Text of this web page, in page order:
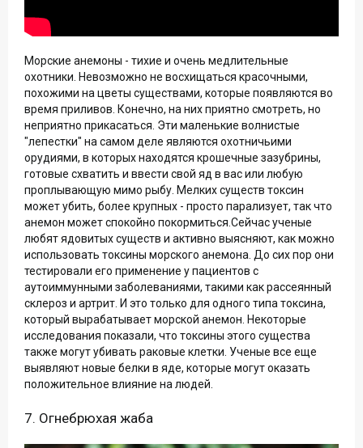
Морские анемоны - тихие и очень медлительные
охотники. Невозможно не восхищаться красочными,
похожими на цветы существами, которые появляются во
время приливов. Конечно, на них приятно смотреть, но
неприятно прикасаться. Эти маленькие волнистые
"лепестки" на самом деле являются охотничьими
орудиями, в которых находятся крошечные зазубрины,
готовые схватить и ввести свой яд в вас или любую
проплывающую мимо рыбу. Мелких существ токсин
может убить, более крупных - просто парализует, так что
анемон может спокойно покормиться.Сейчас ученые
любят ядовитых существ и активно выясняют, как можно
использовать токсины морского анемона. До сих пор они
тестировали его применение у пациентов с
аутоиммунными заболеваниями, такими как рассеянный
склероз и артрит. И это только для одного типа токсина,
который вырабатывает морской анемон. Некоторые
исследования показали, что токсины этого существа
также могут убивать раковые клетки. Ученые все еще
выявляют новые белки в яде, которые могут оказать
положительное влияние на людей.
7. Огнебрюхая жаба